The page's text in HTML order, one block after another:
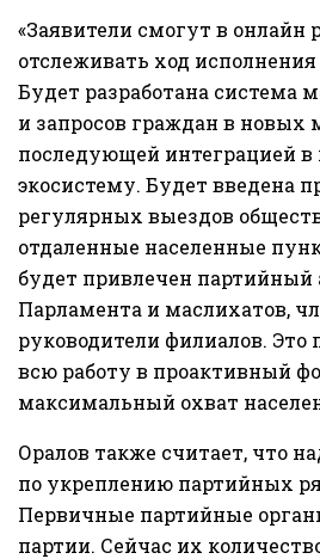
«Заявители смогут в онлайн
отслеживать ход
Будет разработана система
и запросов граждан в новых
последующей интеграцией
экосистему. Будет введена
регулярных выездов
отдаленные населенные
будет привлечен партийный
Парламента и маслихатов,
руководители филиалов. Это
всю работу в проактивный
максимальный охват
Оралов также считает, что
по укреплению партийных
Первичные партийные
партии. Сейчас их